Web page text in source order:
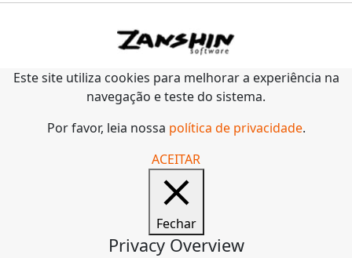
Este site utiliza cookies para melhorar a experiência na
navegação e teste do sistema.
Por favor, leia nossa política de privacidade.
ACEITAR
Fechar
Privacy Overview